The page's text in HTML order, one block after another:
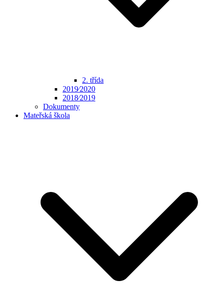
2. třída
2019⁄2020
2018⁄2019
Dokumenty
Mateřská škola